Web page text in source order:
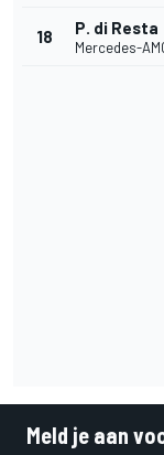
18 P. di Resta
Mercedes-
Meld je aan